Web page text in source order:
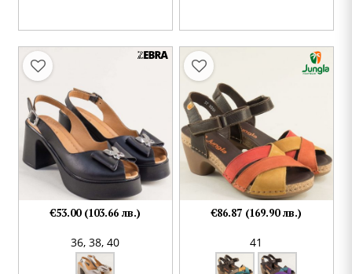
36,38,40
€53.00 (103.66 лв.)
41
€86.87 (169.90 лв.)